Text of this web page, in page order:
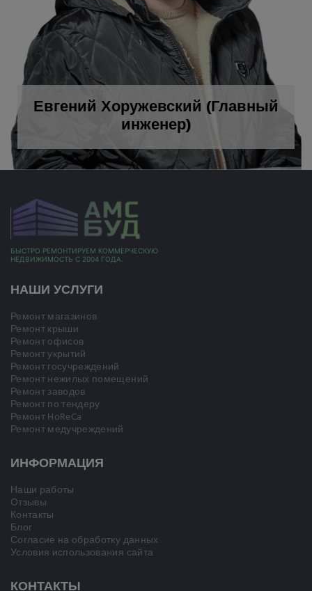
Евгений Хоружевский (Главный
инженер)
БЫСТРО РЕМОНТИРУЕМ КОММЕРЧЕСКУЮ
НЕДВИЖИМОСТЬ С 2004 ГОДА.
НАШИ УСЛУГИ
Ремонт магазинов
Ремонт крыши
Ремонт офисов
Ремонт укрытий
Ремонт госучреждений
Ремонт нежилых помещений
Ремонт заводов
Ремонт по тендеру
Ремонт HoReCa
Ремонт медучреждений
ИНФОРМАЦИЯ
Наши работы
Отзывы
Контакты
Блог
Согласие на обработку данных
Условия использования сайта